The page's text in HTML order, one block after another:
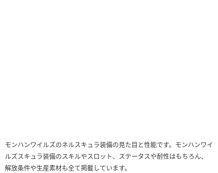
モンハンワイルズのネルスキュラ装備の見た目と性能です。モンハンワイ
ルズスキュラ装備のスキルやスロット、ステータスや耐性はもちろん、
解放条件や生産素材も全て掲載しています。